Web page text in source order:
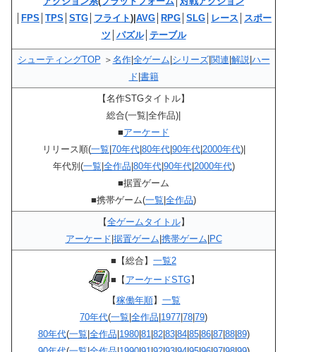
FPS TPS STG フライト)| AVG RPG SLG レース
スポー
ツ パズル│ テーブル
シューティングTOP ＞ 名作| 全ゲーム シリーズ| 関連 解説| ハー
ド 書籍
【名作STGタイトル】
総合(一覧|全作品)|
■アーケード
リリース順(一覧 70年代| 80年代| 90年代| 2000年代)|
年代別(一覧 全作品 80年代| 90年代| 2000年代)
■据置ゲーム
■携帯ゲーム(一覧 全作品)
【全ゲームタイトル】
アーケード 据置ゲーム 携帯ゲーム PC
■【総合】 一覧2
■【 アーケードSTG】
【稼働年順】 一覧
70年代(一覧 全作品 1977 78 79)
80年代(一覧 全作品 1980| 81| 82| 83| 84| 85| 86| 87| 88| 89)